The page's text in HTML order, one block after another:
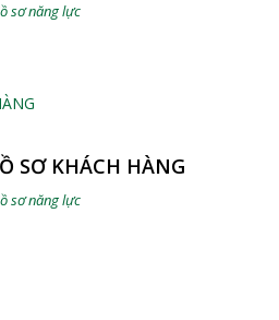
sơ năng lực
SƠ KHÁCH HÀNG
sơ năng lực